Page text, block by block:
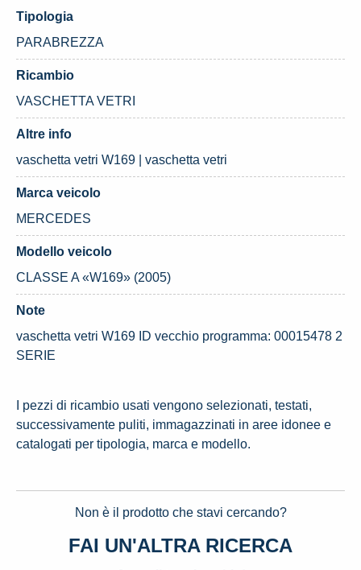
Tipologia
PARABREZZA
Ricambio
VASCHETTA VETRI
Altre info
vaschetta vetri W169 | vaschetta vetri
Marca veicolo
MERCEDES
Modello veicolo
CLASSE A «W169» (2005)
Note
vaschetta vetri W169 ID vecchio programma: 00015478 2
SERIE
I pezzi di ricambio usati vengono selezionati, testati,
successivamente puliti, immagazzinati in aree idonee e
catalogati per tipologia, marca e modello.
Non è il prodotto che stavi cercando?
FAI UN'ALTRA RICERCA